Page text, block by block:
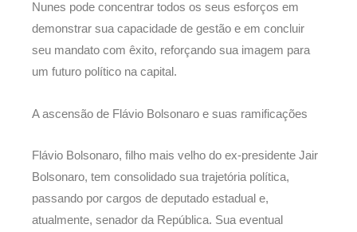
Nunes pode concentrar todos os seus esforços em
demonstrar sua capacidade de gestão e em concluir
seu mandato com êxito, reforçando sua imagem para
um futuro político na capital.
A ascensão de Flávio Bolsonaro e suas ramificações
Flávio Bolsonaro, filho mais velho do ex-presidente Jair
Bolsonaro, tem consolidado sua trajetória política,
passando por cargos de deputado estadual e,
atualmente, senador da República. Sua eventual